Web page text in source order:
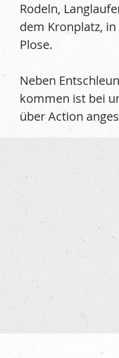
Rodeln,
dem Kronplatz,
Plose.
Neben
kommen ist bei
über Action